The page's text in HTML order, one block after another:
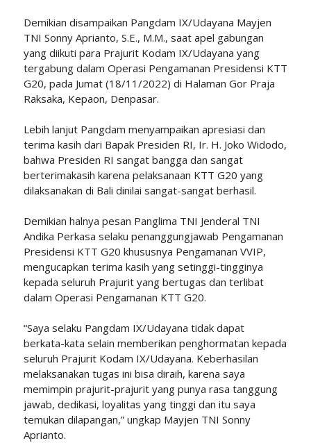
Demikian disampaikan Pangdam IX/Udayana Mayjen
TNI Sonny Aprianto, S.E., M.M., saat apel gabungan
yang diikuti para Prajurit Kodam IX/Udayana yang
tergabung dalam Operasi Pengamanan Presidensi KTT
G20, pada Jumat (18/11/2022) di Halaman Gor Praja
Raksaka, Kepaon, Denpasar.
Lebih lanjut Pangdam menyampaikan apresiasi dan
terima kasih dari Bapak Presiden RI, Ir. H. Joko Widodo,
bahwa Presiden RI sangat bangga dan sangat
berterimakasih karena pelaksanaan KTT G20 yang
dilaksanakan di Bali dinilai sangat-sangat berhasil.
Demikian halnya pesan Panglima TNI Jenderal TNI
Andika Perkasa selaku penanggungjawab Pengamanan
Presidensi KTT G20 khususnya Pengamanan VVIP,
mengucapkan terima kasih yang setinggi-tingginya
kepada seluruh Prajurit yang bertugas dan terlibat
dalam Operasi Pengamanan KTT G20.
“Saya selaku Pangdam IX/Udayana tidak dapat
berkata-kata selain memberikan penghormatan kepada
seluruh Prajurit Kodam IX/Udayana. Keberhasilan
melaksanakan tugas ini bisa diraih, karena saya
memimpin prajurit-prajurit yang punya rasa tanggung
jawab, dedikasi, loyalitas yang tinggi dan itu saya
temukan dilapangan,” ungkap Mayjen TNI Sonny
Aprianto.